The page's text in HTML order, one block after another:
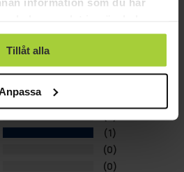
Tillåt alla
Anpassa
Baserat på 1 recensioner
1
0
0